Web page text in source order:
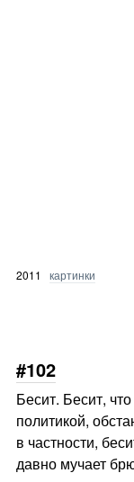
2011 картинки
#102
Бесит. Бесит,
политикой,
в частности,
давно мучает